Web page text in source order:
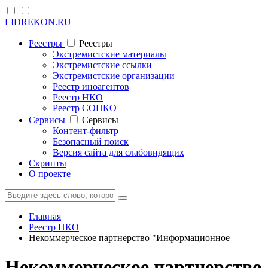
LIDREKON.RU
Реестры
Реестры
Экстремистские материалы
Экстремистские ссылки
Экстремистские организации
Реестр иноагентов
Реестр НКО
Реестр СОНКО
Cервисы
Cервисы
Контент-фильтр
Безопасный поиск
Версия сайта для слабовидящих
Скрипты
О проекте
Главная
Реестр НКО
Некоммерческое партнерство "Информационное